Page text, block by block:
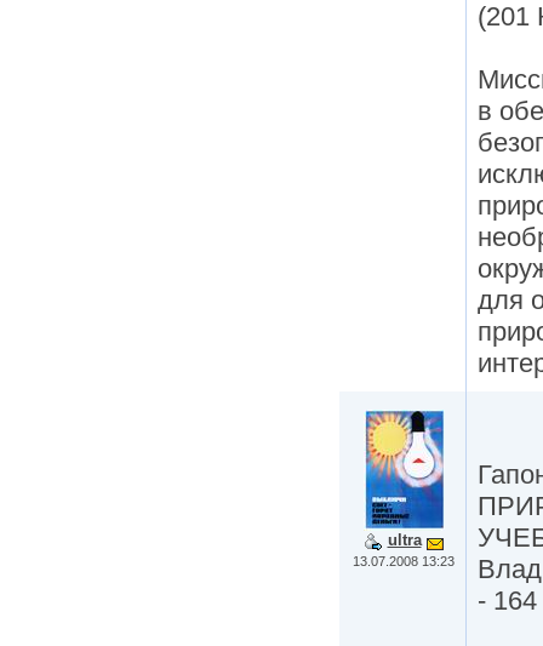
(201
в
для
ultra
13.07.2008 13:23
-